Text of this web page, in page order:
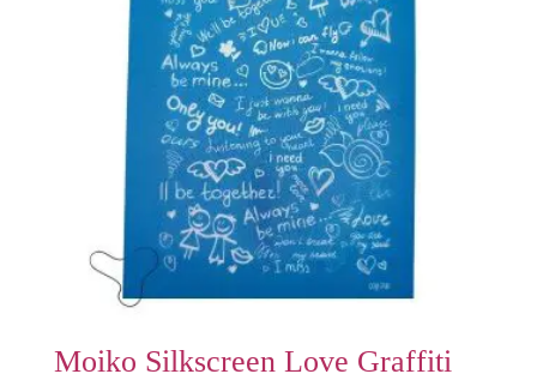
Moiko Silkscreen Love Graffiti